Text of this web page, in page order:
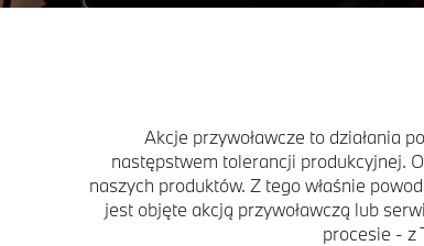
Akcje przywoławcze to działania
następstwem tolerancji produkcyjnej.
naszych produktów. Z tego właśnie
jest objęte akcją przywoławczą lub
procesie - z